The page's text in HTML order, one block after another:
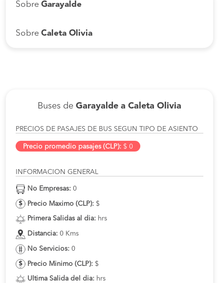
Sobre Garayalde
Sobre Caleta Olivia
Buses de Garayalde a Caleta Olivia
PRECIOS DE PASAJES DE BUS SEGUN TIPO DE ASIENTO
Precio promedio pasajes (CLP): $ 0
INFORMACION GENERAL
No Empresas: 0
Precio Maximo (CLP): $
Primera Salidas al dia: hrs
Distancia: 0 Kms
No Servicios: 0
Precio Minimo (CLP): $
Ultima Salida del dia: hrs